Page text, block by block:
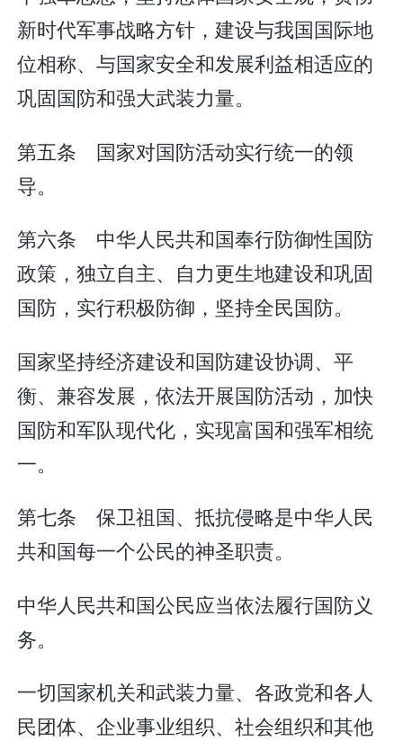
新时代军事战略方针，建设与我国国际地
位相称、与国家安全和发展利益相适应的
巩固国防和强大武装力量。
第五条 国家对国防活动实行统一的领
导。
第六条 中华人民共和国奉行防御性国防
政策，独立自主、自力更生地建设和巩固
国防，实行积极防御，坚持全民国防。
国家坚持经济建设和国防建设协调、平
衡、兼容发展，依法开展国防活动，加快
国防和军队现代化，实现富国和强军相统
一。
第七条 保卫祖国、抵抗侵略是中华人民
共和国每一个公民的神圣职责。
中华人民共和国公民应当依法履行国防义
务。
一切国家机关和武装力量、各政党和各人
民团体、企业事业组织、社会组织和其他